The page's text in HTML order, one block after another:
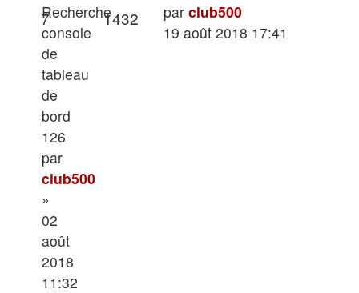
Recherche
console
de
tableau
de
bord
126
par
club500
»
02
août
2018
11:32
7Réponses1432 VuesDernier
message
par club500
19 août 2018 17:41